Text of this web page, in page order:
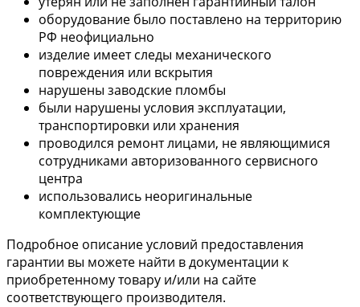
оборудование было поставлено на территорию
РФ неофициально
изделие имеет следы механического
повреждения или вскрытия
нарушены заводские пломбы
были нарушены условия эксплуатации,
транспортировки или хранения
проводился ремонт лицами, не являющимися
сотрудниками авторизованного сервисного
центра
использовались неоригинальные
комплектующие
Подробное описание условий предоставления
гарантии вы можете найти в документации к
приобретенному товару и/или на сайте
соответствующего производителя.